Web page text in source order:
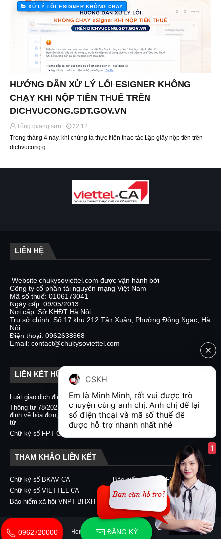
XỬ LÝ LỖI ESIGNER KHÔNG CHẠY
HƯỚNG DẪN XỬ LÝ LỖI ESIGNER KHÔNG
CHẠY KHI NỘP TIỀN THUẾ TRÊN
DICHVUCONG.GDT.GOV.VN
Tống quang sơn
22:12
Trong tháng 4 này, khi chúng ta thực hiện thao tác Lập giấy nộp tiền trên
dichvucong.g…
LIÊN HỆ
Website chukysoviettel.com được vận hành bởi
Công ty cổ phần tài nguyên mạng Việt Nam
Mã số thuế: 0106173041
Ngày cấp: 09/05/2013
Nơi cấp: Sở KHĐT Hà Nội
Trụ sở chính: Số 17 khu 212 Tân Xuân, Phường Đông Ngạc, Hà
Nội
Điện thoại: 0962638668
Email: contact@chukysoviettel.com
LIÊN KẾT HỮU ÍCH
Luật giao dịch điện tử
Nghị định 130/2018/NĐ-CP
Thông tư 78/2021/TT-BTC quy
định về hóa đơn, chứng từ điện
tử
Chữ ký số CA2 - Nacencomm
Chữ ký số VNPT CA
Chữ ký số BKAV CA
Chữ ký số FPT CA
THAM KHẢO LIÊN KẾT
Chữ ký số BKAV CA
Bảo hiểm xã hội EFY-eBHXH
Chữ ký số VIETTEL CA
Chữ ký số CA2 - Nacencomm
Bảo hiểm xã hội VNPT BHXH
Chữ ký số VNPT CA
Home About Contact Us
0962720000 ĐĂNG KÝ
CSKH
Em là Minh Minh, rất vui được trò
chuyện cùng anh chị. Anh chị để lại
số điện thoại và mã số thuế để
được hỗ trợ nhanh nhất nhé
1